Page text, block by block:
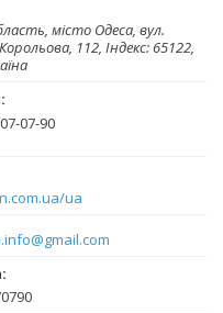
місто Одеса, вул.
112, Індекс: 65122,
07-90
ua